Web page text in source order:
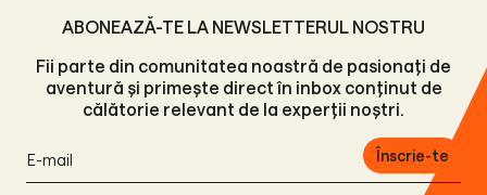
ABONEAZĂ-TE LA NEWSLETTERUL NOSTRU
Fii parte din comunitatea noastră de pasionați de
aventură și primește direct în inbox conținut de
călătorie relevant de la experții noștri.
Înscrie-te